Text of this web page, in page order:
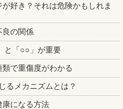
好き？それは危険かもしれま
良の関係
と「○○」が重要
で重傷度がわかる
るメカニズムとは？
康になる方法